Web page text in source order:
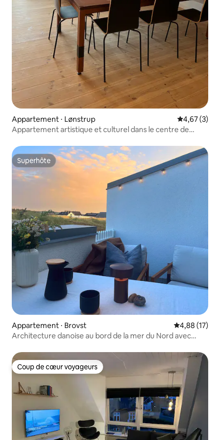
Appartement ⋅ Lønstrup Évaluation
4,67 (3)
Appartement artistique et culturel dans le centre de
Superhôte
Superhôte
Appartement ⋅ Brovst Évaluation
4,88 (17)
Architecture danoise au bord de la mer du Nord avec
Coup de cœur voyageurs
Coup de cœur voyageurs